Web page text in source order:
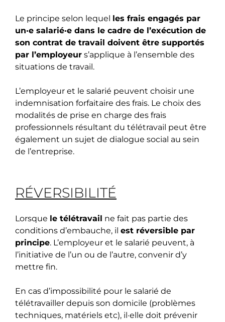
Le principe selon lequel les frais engagés par
un·e salarié·e dans le cadre de l’exécution de
son contrat de travail doivent être supportés
par l’employeur s’applique à l’ensemble des
situations de travail.
L’employeur et le salarié peuvent choisir une
indemnisation forfaitaire des frais. Le choix des
modalités de prise en charge des frais
professionnels résultant du télétravail peut être
également un sujet de dialogue social au sein
de l’entreprise.
RÉVERSIBILITÉ
Lorsque le télétravail ne fait pas partie des
conditions d’embauche, il est réversible par
principe. L’employeur et le salarié peuvent, à
l’initiative de l’un ou de l’autre, convenir d’y
mettre fin.
En cas d’impossibilité pour le salarié de
télétravailler depuis son domicile (problèmes
techniques, matériels etc), il·elle doit prévenir